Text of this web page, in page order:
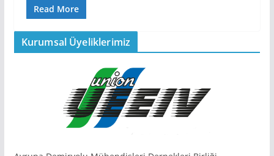
Read More
Kurumsal Üyeliklerimiz